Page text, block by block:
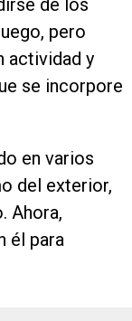
de los
pero
actividad y
se incorpore
en varios
del exterior,
Ahora,
él para